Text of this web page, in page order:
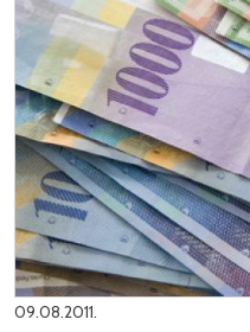
09.08.2011.